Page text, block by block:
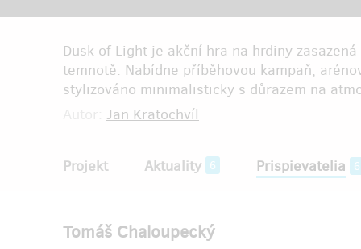
Dusk of Light je akční hra na hrdiny
temnotě. Nabídne příběhovou kampaň,
stylizováno minimalisticky s důrazem na
Jan Kratochvíl
Projekt Aktuality 6 Prispievatelia 6
Tomáš Chaloupecký